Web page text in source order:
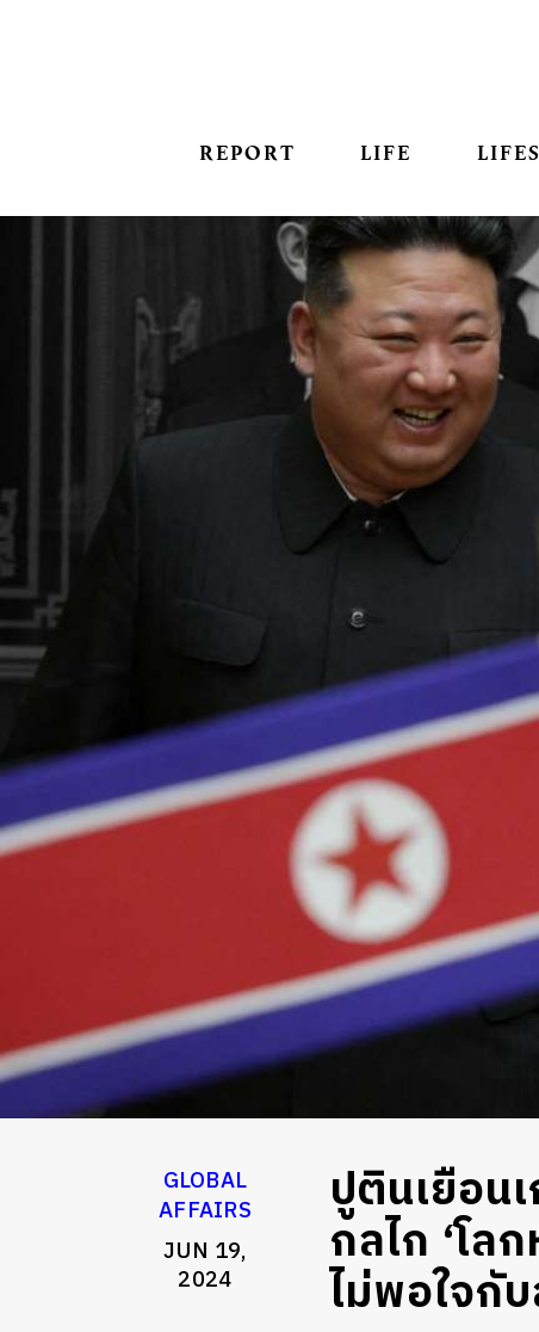
REPORT LIFE
GLOBAL
AFFAIRS
JUN 19,
2024
ปูตินเยือน
กลไก ‘โล
ไม่พอใจกั